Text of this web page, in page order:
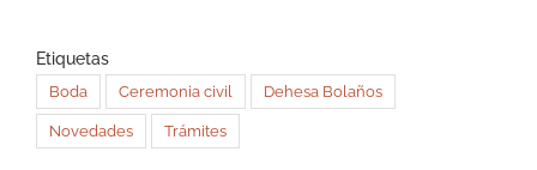
Etiquetas
Boda Ceremonia civil Dehesa Bolaños
Novedades Trámites